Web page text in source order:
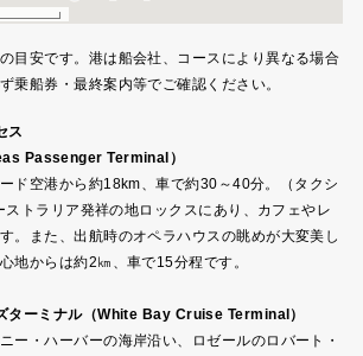
目安です。港は船会社、コースにより異なる場合
乗船券・最終案内等でご確認ください。
ス
Passenger Terminal）
ド空港から約18km、車で約30～40分。（タクシ
トラリア発祥の地ロックスにあり、カフェやレ
。また、出航時のオペラハウスの眺めが大変美し
地からは約2㎞、車で15分程です。
ターミナル（White Bay Cruise Terminal）
ー・ハーバーの海岸沿い、ロゼールのロバート・